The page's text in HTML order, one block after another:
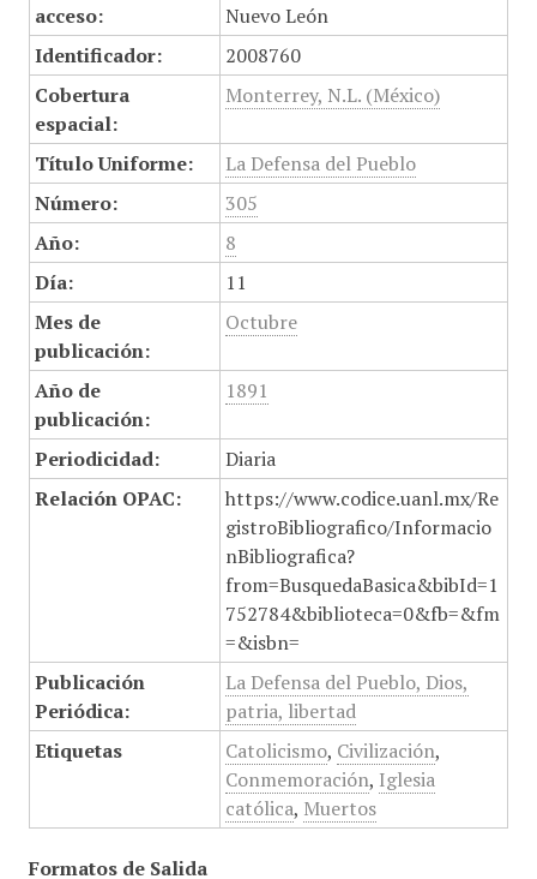
acceso:
Nuevo León
Identificador:
2008760
Cobertura
espacial:
Monterrey, N.L. (México)
Título Uniforme:
La Defensa del Pueblo
Número:
305
Año:
8
Día:
11
Mes de
publicación:
Octubre
Año de
publicación:
1891
Periodicidad:
Diaria
Relación OPAC:
https://www.codice.uanl.mx/Re
gistroBibliografico/Informacio
nBibliografica?
from=BusquedaBasica&bibId=1
752784&biblioteca=0&fb=&fm
=&isbn=
Publicación
Periódica:
La Defensa del Pueblo, Dios,
patria, libertad
Etiquetas
Catolicismo, Civilización,
Conmemoración, Iglesia
católica, Muertos
Formatos de Salida